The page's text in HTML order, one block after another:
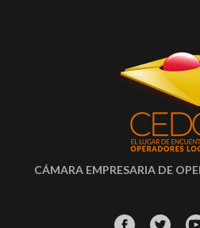
CÁMARA EMPRESARIA DE